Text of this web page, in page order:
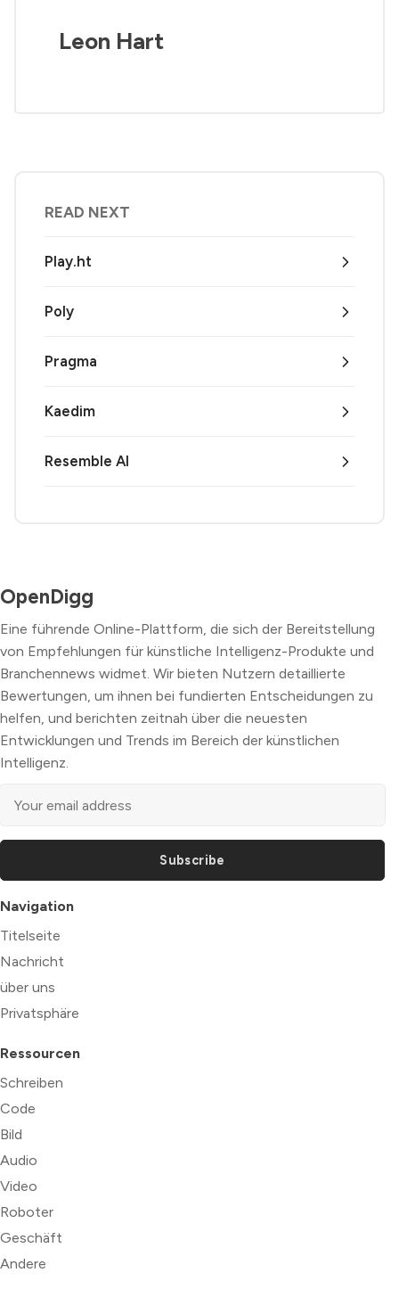
Leon Hart
READ NEXT
Play.ht
Poly
Pragma
Kaedim
Resemble AI
OpenDigg
Eine führende Online-Plattform, die sich der Bereitstellung
von Empfehlungen für künstliche Intelligenz-Produkte und
Branchennews widmet. Wir bieten Nutzern detaillierte
Bewertungen, um ihnen bei fundierten Entscheidungen zu
helfen, und berichten zeitnah über die neuesten
Entwicklungen und Trends im Bereich der künstlichen
Intelligenz.
Subscribe
Navigation
Titelseite
Nachricht
über uns
Privatsphäre
Ressourcen
Schreiben
Code
Bild
Audio
Video
Roboter
Geschäft
Andere